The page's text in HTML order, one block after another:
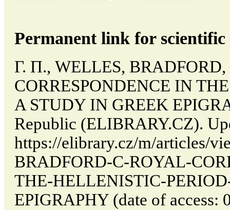
Permanent link for
Г. П., WELLES,
CORRESPONDENCE IN
A STUDY IN GREEK
Republic (ELIBRARY.CZ).
https://elibrary.cz/m/articles/
BRADFORD-C-ROYAL-
THE-HELLENISTIC-
EPIGRAPHY (date of access: